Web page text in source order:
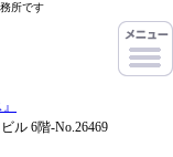
所です
ル 6階-No.26469